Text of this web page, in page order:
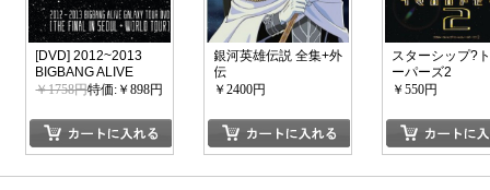
[DVD] 2012~2013
BIGBANG ALIVE
GALAXY TOUR DVD
SEOUL & WORLD
TOUR]
￥1758円特価:￥898円
銀河英雄伝説 全集+外
伝
￥2400円
スターシップ?
ーパーズ2
￥550円